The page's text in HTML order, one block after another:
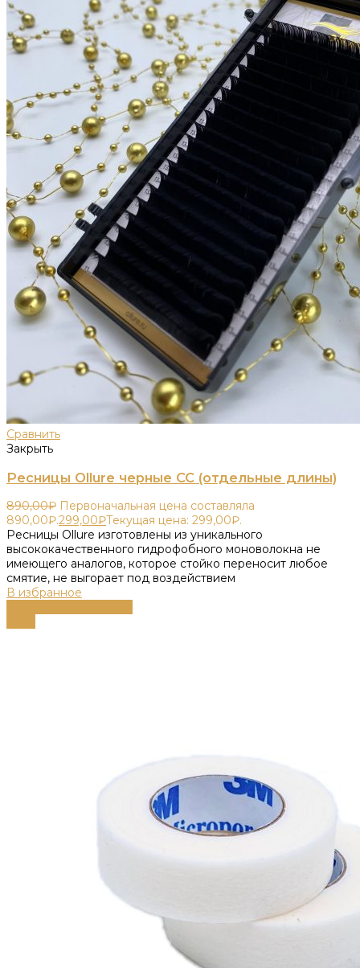
Сравнить
Закрыть
Ресницы Ollure черные CC (отдельные длины)
890,00₽ Первоначальная цена составляла
890,00₽.299,00₽Текущая цена: 299,00₽.
Ресницы Ollure изготовлены из уникального
высококачественного гидрофобного моноволокна не
имеющего аналогов, которое стойко переносит любое
смятие, не выгорает под воздействием
В избранное